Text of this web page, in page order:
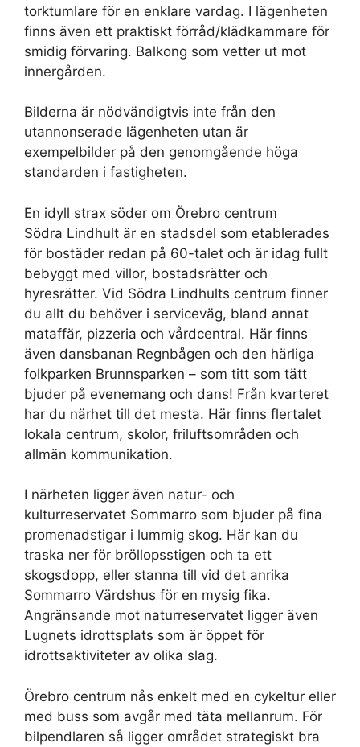
torktumlare för en enklare vardag. I lägenheten
finns även ett praktiskt förråd/klädkammare för
smidig förvaring. Balkong som vetter ut mot
innergården.
Bilderna är nödvändigtvis inte från den
utannonserade lägenheten utan är
exempelbilder på den genomgående höga
standarden i fastigheten.
En idyll strax söder om Örebro centrum
Södra Lindhult är en stadsdel som etablerades
för bostäder redan på 60-talet och är idag fullt
bebyggt med villor, bostadsrätter och
hyresrätter. Vid Södra Lindhults centrum finner
du allt du behöver i serviceväg, bland annat
mataffär, pizzeria och vårdcentral. Här finns
även dansbanan Regnbågen och den härliga
folkparken Brunnsparken – som titt som tätt
bjuder på evenemang och dans! Från kvarteret
har du närhet till det mesta. Här finns flertalet
lokala centrum, skolor, friluftsområden och
allmän kommunikation.
I närheten ligger även natur- och
kulturreservatet Sommarro som bjuder på fina
promenadstigar i lummig skog. Här kan du
traska ner för bröllopsstigen och ta ett
skogsdopp, eller stanna till vid det anrika
Sommarro Värdshus för en mysig fika.
Angränsande mot naturreservatet ligger även
Lugnets idrottsplats som är öppet för
idrottsaktiviteter av olika slag.
Örebro centrum nås enkelt med en cykeltur eller
med buss som avgår med täta mellanrum. För
bilpendlaren så ligger området strategiskt bra